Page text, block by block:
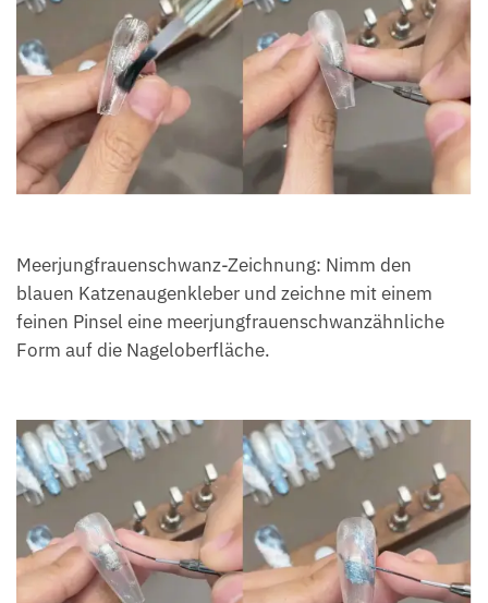
Meerjungfrauenschwanz-Zeichnung: Nimm den
blauen Katzenaugenkleber und zeichne mit einem
feinen Pinsel eine meerjungfrauenschwanzähnliche
Form auf die Nageloberfläche.